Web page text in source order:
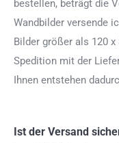
bestellen, beträgt die
Wandbilder versende
Bilder größer als 120
Spedition mit der
Ihnen entstehen
Ist der Versand